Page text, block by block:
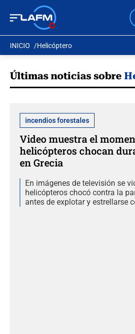
INICIO Helicóptero
Últimas noticias sobre
incendios forestales
Video muestra el
helicópteros chocan
en Grecia
En imágenes de televisión se
helicópteros chocó contra la
antes de explotar y estrellarse